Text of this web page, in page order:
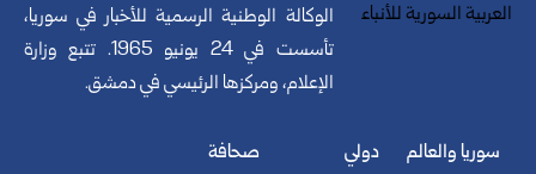
الوكالة الوطنية الرسمية للأخبار في سوريا،
تأسست في 24 يونيو 1965. تتبع وزارة
الإعلام، ومركزها الرئيسي في دمشق.
سوريا والعالم
دولي
صحافة